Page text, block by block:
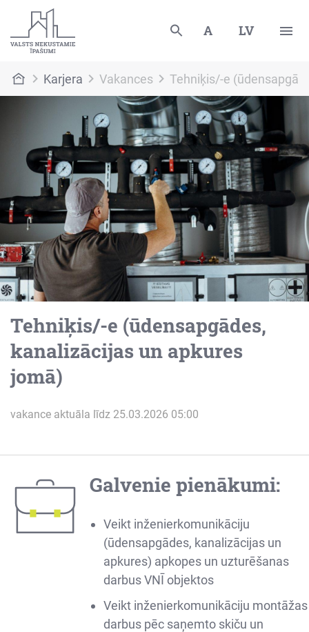
A LV
Karjera Vakances Tehniķis/-e
Tehniķis/-e (ūdensapgādes,
kanalizācijas un apkures
jomā)
vakance aktuāla līdz 25.03.2026 05:00
Galvenie pienākumi:
Veikt inženierkomunikāciju
(ūdensapgādes, kanalizācijas un
apkures) apkopes un uzturēšanas
darbus VNĪ objektos
Veikt inženierkomunikāciju montāžas
darbus pēc saņemto skiču un